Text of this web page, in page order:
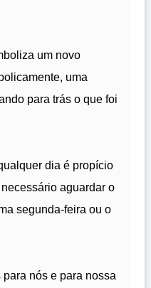
um novo
uma
para trás o que foi
dia é propício
aguardar o
segunda-feira ou o
nós e para nossa